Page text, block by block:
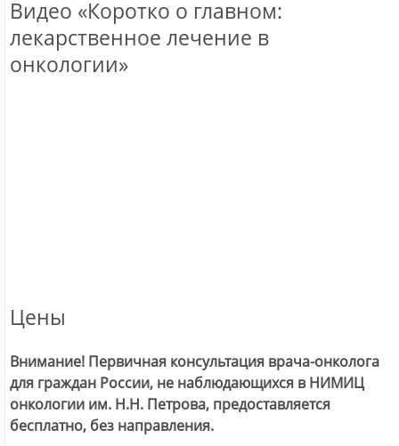
Видео «Коротко о главном:
лекарственное лечение в
онкологии»
Цены
Внимание! Первичная консультация врача-онколога
для граждан России, не наблюдающихся в НИМИЦ
онкологии им. Н.Н. Петрова, предоставляется
бесплатно, без направления.